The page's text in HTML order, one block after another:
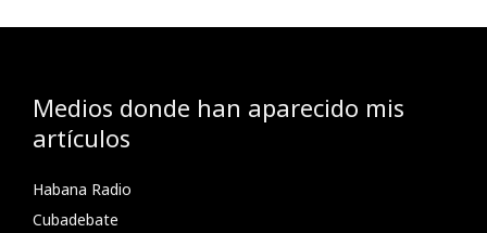
Medios donde han aparecido mis
artículos
Habana Radio
Cubadebate